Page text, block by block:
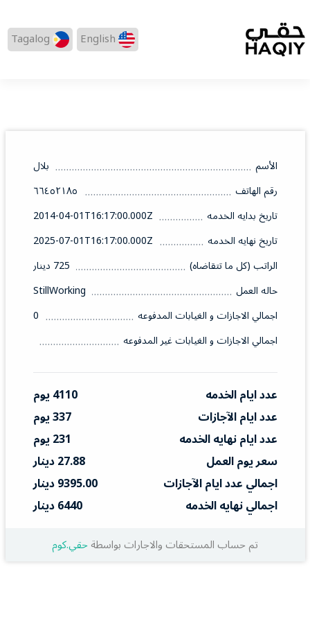
English
Tagalog
الأسم
بلال
رقم الهاتف
٦٦٤٥٢١٨٥
تاريخ بدايه الخدمه
2014-04-01T16:17:00.000Z
تاريخ نهايه الخدمه
2025-07-01T16:17:00.000Z
الراتب (كل ما تتقاضاه)
725 دينار
حاله العمل
StillWorking
اجمالي الاجازات و الغيابات المدفوعه
0
اجمالي الاجازات و الغيابات غير المدفوعه
عدد ايام الخدمه
4110 يوم
عدد ايام الآجازات
337 يوم
عدد ايام نهايه الخدمه
231 يوم
سعر يوم العمل
27.88 دينار
اجمالي عدد ايام الآجازات
9395.00 دينار
اجمالي نهايه الخدمه
6440 دينار
تم حساب المستحقات والاجارات بواسطةحقي.كوم